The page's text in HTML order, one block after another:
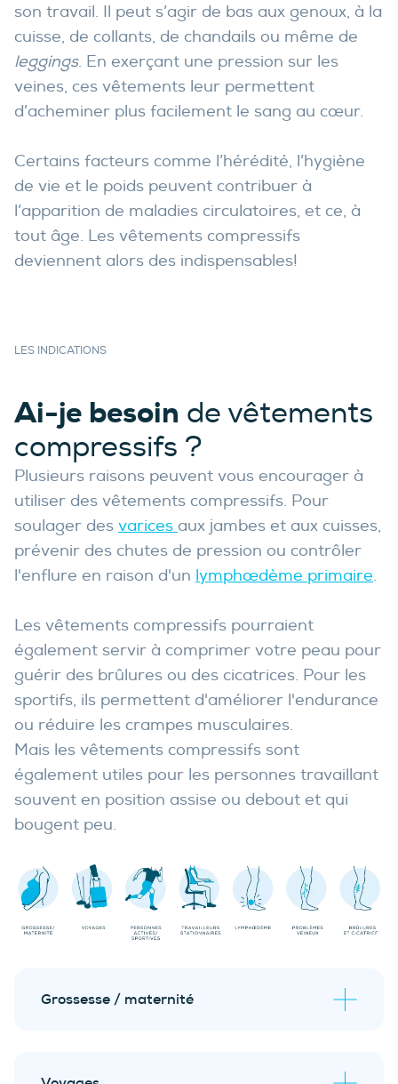
son travail. Il peut s’agir de bas aux genoux, à la
cuisse, de collants, de chandails ou même de
leggings. En exerçant une pression sur les
veines, ces vêtements leur permettent
d’acheminer plus facilement le sang au cœur.
Certains facteurs comme l’hérédité, l’hygiène
de vie et le poids peuvent contribuer à
l’apparition de maladies circulatoires, et ce, à
tout âge. Les vêtements compressifs
deviennent alors des indispensables!
LES INDICATIONS
Ai-je besoin de vêtements
compressifs ?
Plusieurs raisons peuvent vous encourager à
utiliser des vêtements compressifs. Pour
soulager des varices aux jambes et aux cuisses,
prévenir des chutes de pression ou contrôler
l'enflure en raison d'un lymphœdème primaire.
Les vêtements compressifs pourraient
également servir à comprimer votre peau pour
guérir des brûlures ou des cicatrices. Pour les
sportifs, ils permettent d'améliorer l'endurance
ou réduire les crampes musculaires.
Mais les vêtements compressifs sont
également utiles pour les personnes travaillant
souvent en position assise ou debout et qui
bougent peu.
Grossesse / maternité